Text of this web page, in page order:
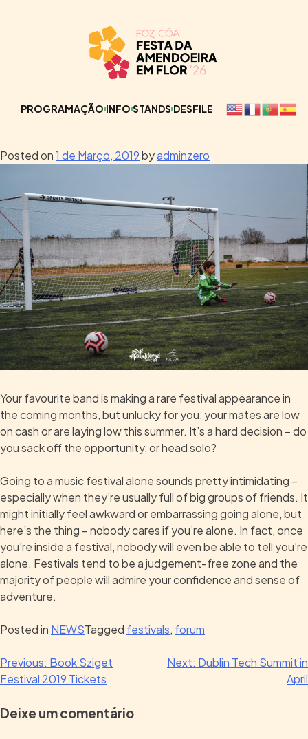
PROGRAMAÇÃO INFO STANDS DESFILE
Posted on1 de Março, 2019byadminzero
Your favourite band is making a rare festival appearance in
the coming months, but unlucky for you, your mates are low
on cash or are laying low this summer. It’s a hard decision – do
you sack off the opportunity, or head solo?
Going to a music festival alone sounds pretty intimidating –
especially when they’re usually full of big groups of friends. It
might initially feel awkward or embarrassing going alone, but
here’s the thing – nobody cares if you’re alone. In fact, once
you’re inside a festival, nobody will even be able to tell you’re
alone. Festivals tend to be a judgement-free zone and the
majority of people will admire your confidence and sense of
adventure.
Posted in NEWSTagged festivals, forum
Previous: Book Sziget
Festival 2019 Tickets
Next: Dublin Tech Summit in
April
Deixe um comentário